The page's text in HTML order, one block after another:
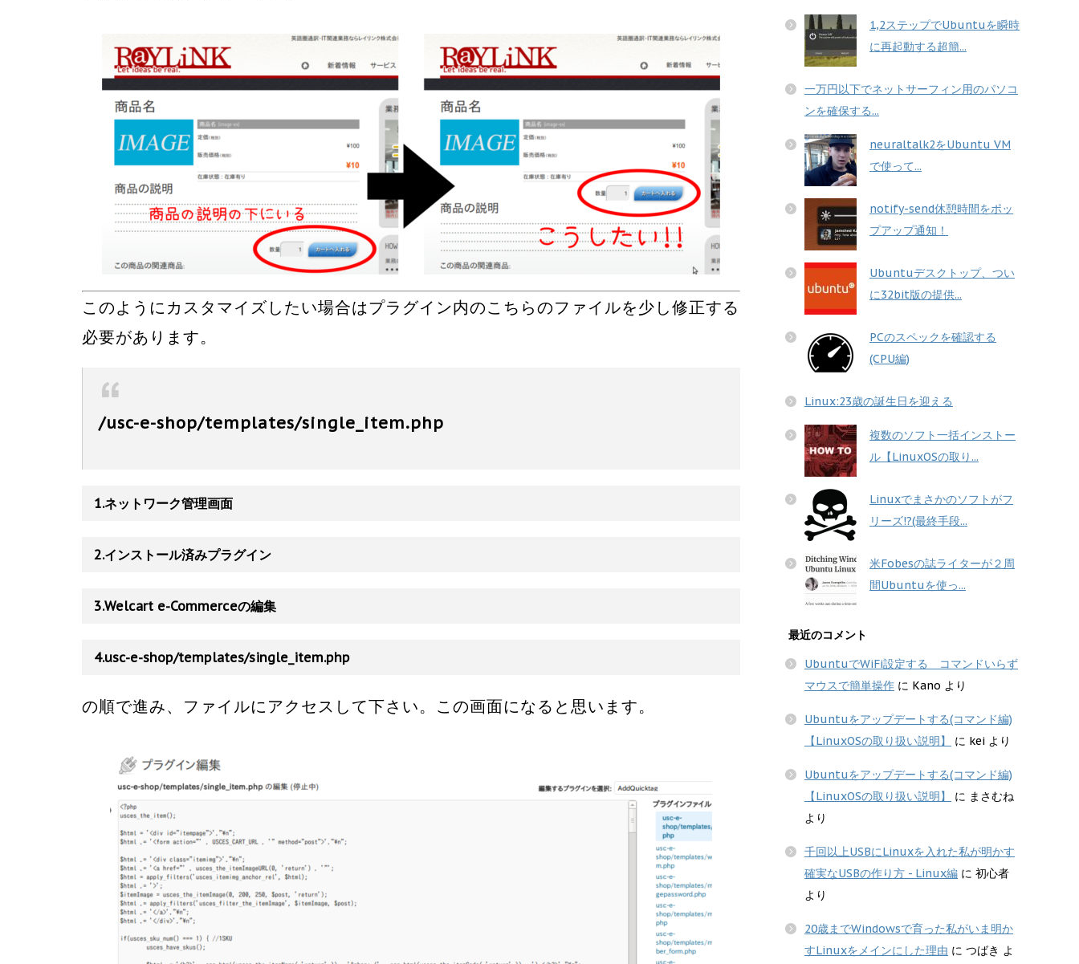
このようにカスタマイズしたい場合はプラグイン内のこちらのファイルを少し修正する
必要があります。
/usc-e-shop/templates/single_item.php
1.ネットワーク管理画面
2.インストール済みプラグイン
3.Welcart e-Commerceの編集
4.usc-e-shop/templates/single_item.php
の順で進み、ファイルにアクセスして下さい。この画面になると思います。
1,2ステップでUbuntuを瞬時
に再起動する超簡...
一万円以下でネットサーフィン用のパソコ
ンを確保する...
neuraltalk2をUbuntu VM
で使って...
notify-send休憩時間をポッ
プアップ通知！
Ubuntuデスクトップ、つい
に32bit版の提供...
PCのスペックを確認する
(CPU編)
Linux:23歳の誕生日を迎える
複数のソフト一括インストー
ル【LinuxOSの取り...
Linuxでまさかのソフトがフ
リーズ!?(最終手段...
米Fobesの誌ライターが２周
間Ubuntuを使っ...
最近のコメント
UbuntuでWiFi設定する コマンドいらず
マウスで簡単操作 に Kano より
Ubuntuをアップデートする(コマンド編)
【LinuxOSの取り扱い説明】
に kei より
Ubuntuをアップデートする(コマンド編)
【LinuxOSの取り扱い説明】
に まさむね
より
千回以上USBにLinuxを入れた私が明かす
確実なUSBの作り方 - Linux編 に 初心者
より
20歳までWindowsで育った私がいま明か
すLinuxをメインにした理由 に つばき よ